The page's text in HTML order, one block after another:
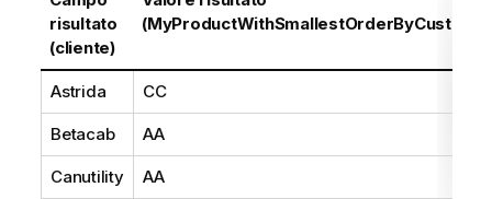
risultato
(cliente)
Astrida CC
Betacab AA
Canutility AA